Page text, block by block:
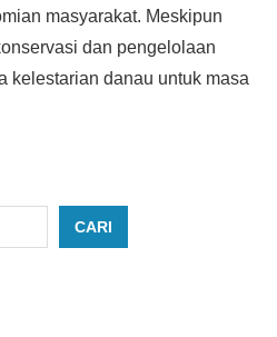
masyarakat. Meskipun
dan pengelolaan
kelestarian danau untuk masa
CARI